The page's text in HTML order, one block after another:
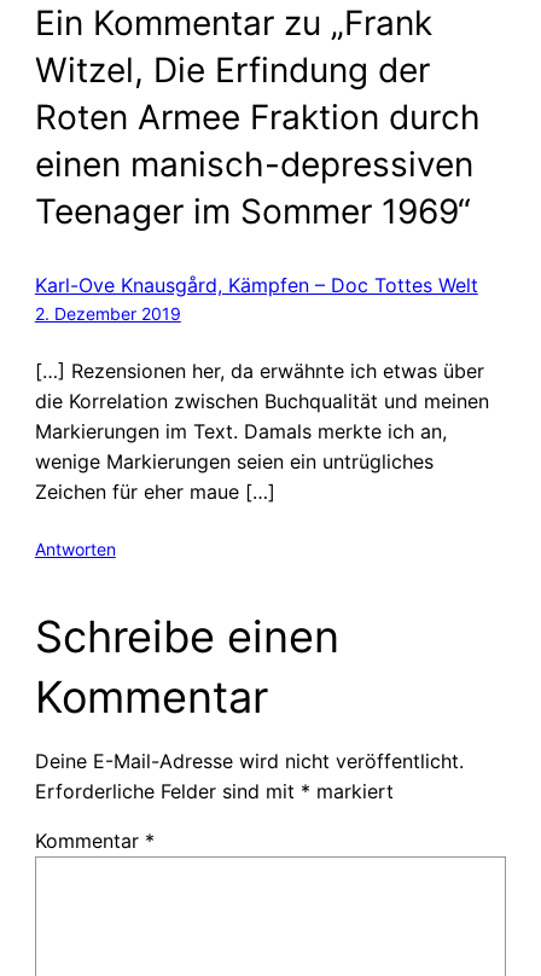
Ein Kommentar zu „Frank
Witzel, Die Erfindung der
Roten Armee Fraktion durch
einen manisch-depressiven
Teenager im Sommer 1969“
Karl-Ove Knausgård, Kämpfen – Doc Tottes Welt
2. Dezember 2019
[…] Rezensionen her, da erwähnte ich etwas über
die Korrelation zwischen Buchqualität und meinen
Markierungen im Text. Damals merkte ich an,
wenige Markierungen seien ein untrügliches
Zeichen für eher maue […]
Antworten
Schreibe einen
Kommentar
Deine E-Mail-Adresse wird nicht veröffentlicht.
Erforderliche Felder sind mit * markiert
Kommentar *